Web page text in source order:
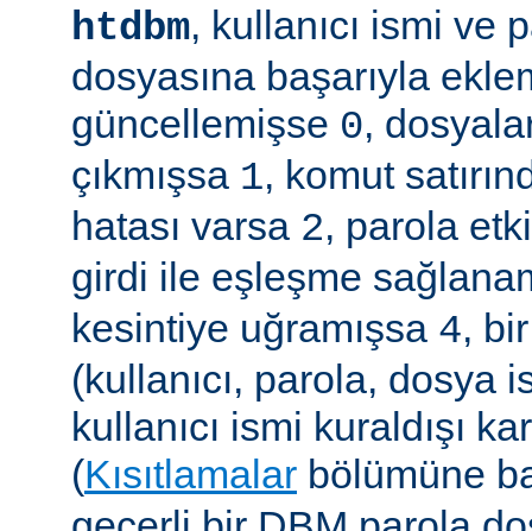
htdbm, kullanıcı ismi ve
dosyasına başarıyla
güncellemişse 0,
çıkmışsa 1, komut
hatası varsa 2, parola
girdi ile eşleşme
kesintiye uğramışsa 4,
(kullanıcı, parola, dosya
kullanıcı ismi kuraldışı
(Kısıtlamalar bölümüne